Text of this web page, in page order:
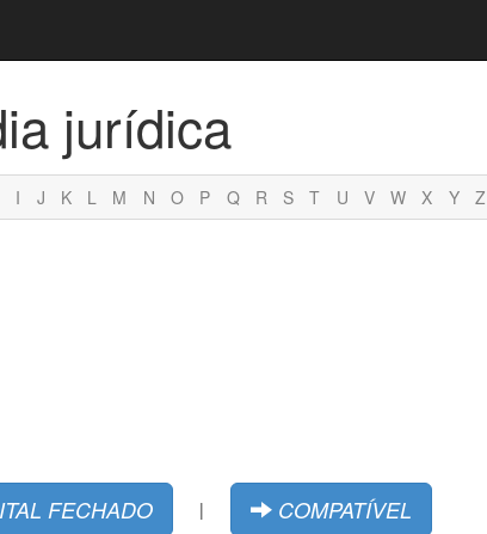
jurídica
I J K L M N O P Q R S T U V W X Y Z
FECHADO | COMPATÍVEL